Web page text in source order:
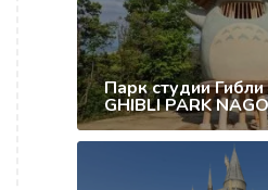
Парк студии
GHIBLI PARK